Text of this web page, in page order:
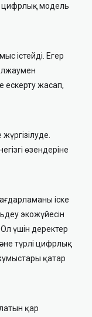
цифрлық модель
істейді. Егер
ескерту жасап,
өзендеріне
іске
экожүйесін
үшін деректер
түрлі цифрлық
қатар
қар